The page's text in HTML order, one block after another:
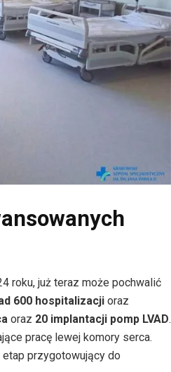
roku, już teraz może pochwalić
600 hospitalizacji oraz
oraz 20 implantacji pomp LVAD.
pracę lewej komory serca.
przygotowujący do